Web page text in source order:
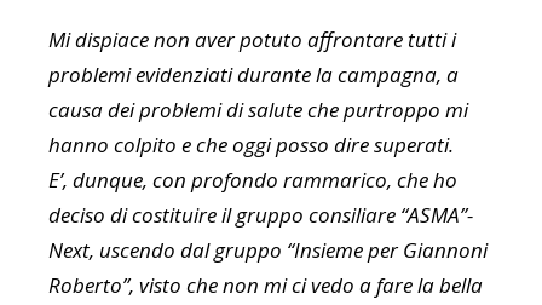
Mi dispiace non aver potuto affrontare tutti i
problemi evidenziati durante la campagna, a
causa dei problemi di salute che purtroppo mi
hanno colpito e che oggi posso dire superati.
E’, dunque, con profondo rammarico, che ho
deciso di costituire il gruppo consiliare “ASMA”-
Next, uscendo dal gruppo “Insieme per Giannoni
Roberto”, visto che non mi ci vedo a fare la bella